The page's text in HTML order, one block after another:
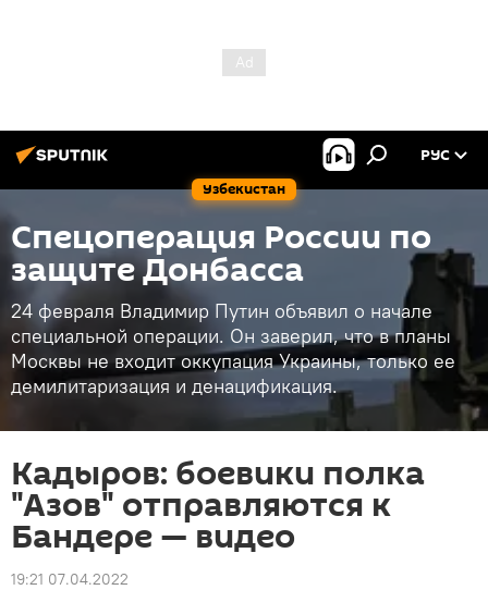
Узбекистан
РУС
Спецоперация России по
защите Донбасса
24 февраля Владимир Путин объявил о начале
специальной операции. Он заверил, что в планы
Москвы не входит оккупация Украины, только ее
демилитаризация и денацификация.
Кадыров: боевики полка
"Азов" отправляются к
Бандере — видео
19:21 07.04.2022